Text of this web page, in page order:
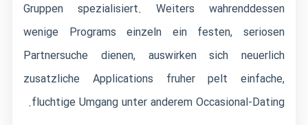
Gruppen spezialisiert. Weiters wahrenddessen
wenige Programs einzeln ein festen, seriosen
Partnersuche dienen, auswirken sich neuerlich
zusatzliche Applications fruher pelt einfache,
fluchtige Umgang unter anderem Occasional-Dating.